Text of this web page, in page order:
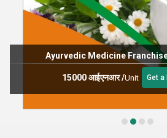
Ayurvedic Medicine Franchise
15000 आईएनआर/Unit Get